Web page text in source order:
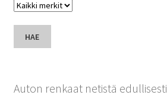
HAE
Auton renkaat netistä edullisesti